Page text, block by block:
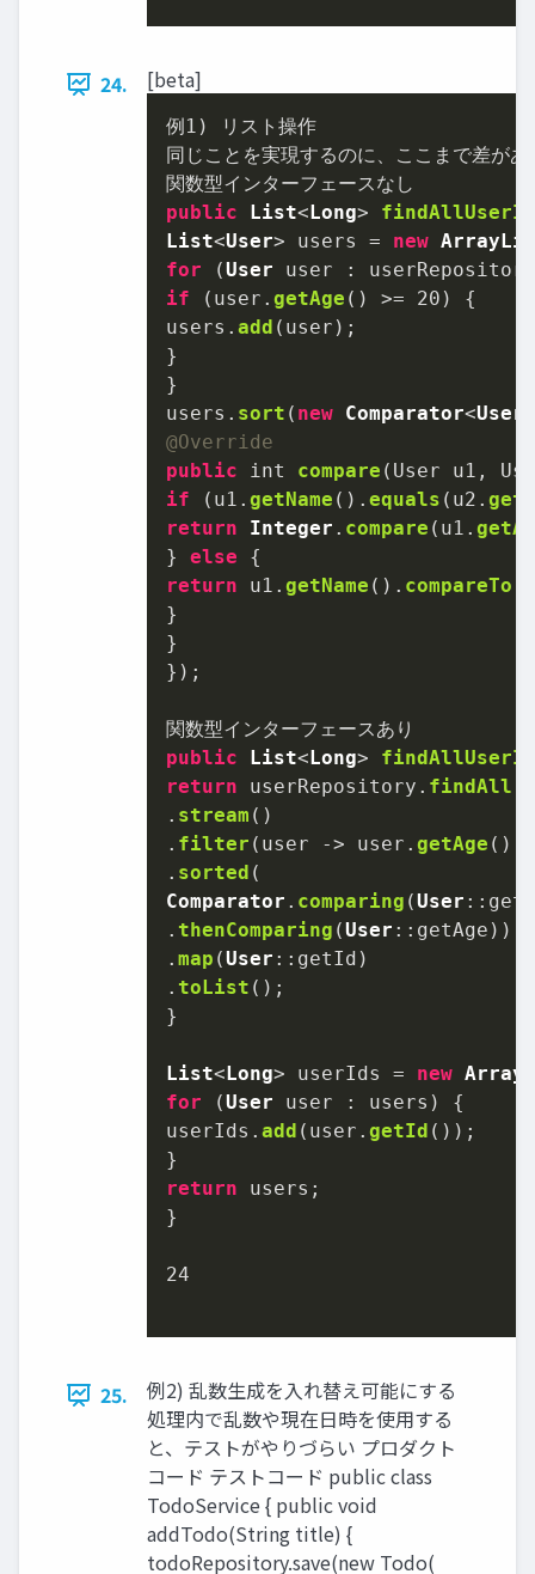
24. [beta]
例 1 ) リスト操作
同じことを実現するのに、ここまで差があ
public
List< Long>
List<User> users = new
for (User user :
if (user. getAge () >= 20 ) {
users. add (user);
}
}
users. sort ( new Comparator<User
@Override
public int compare ( User u1,
if (u1. getName (). equals (u2.
return
Integer . compare (u1.
} else
return u1. getName (). compareTo
}
}
});
public
List< Long>
return userRepository. findAll
. stream ()
. filter (user -> user. getAge ()
. sorted
Comparator . comparing (User
. thenComparing (User ::getAge))
. map (User ::getId)
. toList ();
}
List< Long> userIds = new
for (User user : users) {
userIds. add (user. getId ());
return users;
}
24
25.
例2) 乱数生成を入れ替え可能にする
処理内で乱数や現在日時を使用する
と、テストがやりづらい プロダクト
コード テストコード public class
TodoService { public void
addTodo(String title) {
todoRepository.save(new Todo(